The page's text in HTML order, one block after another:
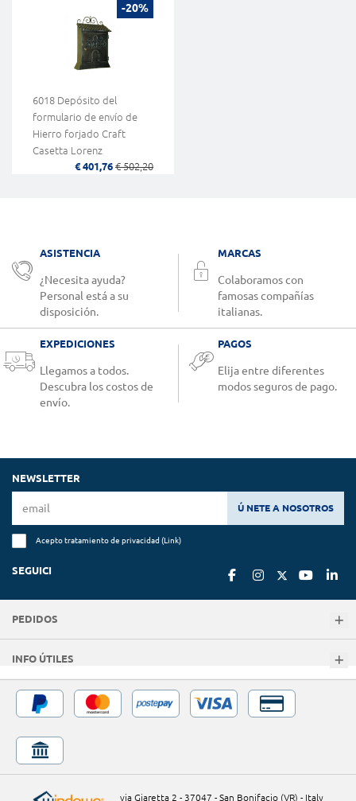
-20%
6018 Depósito del
formulario de envío de
Hierro forjado Craft
Casetta Lorenz
€ 401,76 € 502,20
ASISTENCIA
¿Necesita ayuda?
Personal está a su
disposición.
MARCAS
Colaboramos con
famosas compañías
italianas.
EXPEDICIONES
Llegamos a todos.
Descubra los costos de
envío.
PAGOS
Elija entre diferentes
modos seguros de pago.
NEWSLETTER
Ú NETE A NOSOTROS
Acepto tratamiento de privacidad (Link)
SEGUICI
PEDIDOS
INFO ÚTILES
via Giaretta 2 - 37047 - San Bonifacio (VR) - Italy